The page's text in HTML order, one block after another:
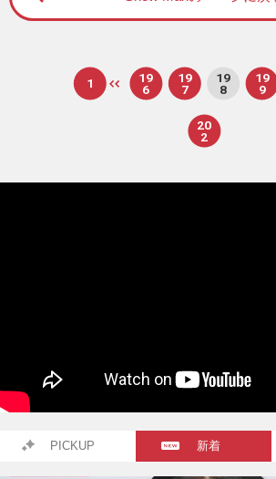
1
19
6
19
7
19
8
19
9
20
2
PICKUP 新着